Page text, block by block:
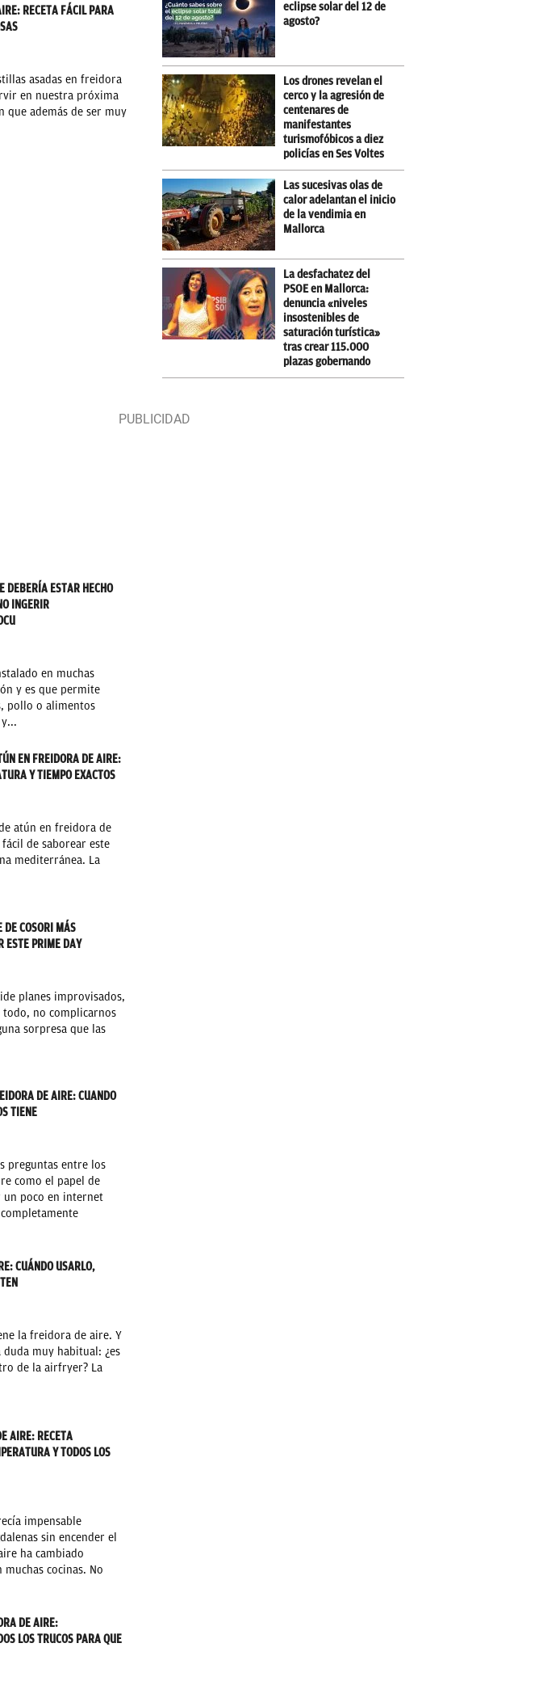
RECETA FÁCIL PARA
asadas en freidora
en nuestra próxima
que además de ser muy
DEBERÍA ESTAR HECHO
INGERIR
en muchas
y es que permite
pollo o alimentos
EN FREIDORA DE AIRE:
Y TIEMPO EXACTOS
atún en freidora de
de saborear este
mediterránea. La
DE COSORI MÁS
ESTE PRIME DAY
planes improvisados,
no complicarnos
sorpresa que las
DE AIRE: CUANDO
TIENE
preguntas entre los
como el papel de
un poco en internet
CUÁNDO USARLO,
la freidora de aire. Y
muy habitual: ¿es
de la airfryer? La
AIRE: RECETA
Y TODOS LOS
impensable
sin encender el
ha cambiado
cocinas. No
DE AIRE:
LOS TRUCOS PARA QUE
eclipse solar del 12 de
agosto?
Los drones revelan el
cerco y la agresión de
centenares de
manifestantes
turismofóbicos a diez
policías en Ses Voltes
Las sucesivas olas de
calor adelantan el inicio
de la vendimia en
Mallorca
La desfachatez del
PSOE en Mallorca:
denuncia «niveles
insostenibles de
saturación turística»
tras crear 115.000
plazas gobernando